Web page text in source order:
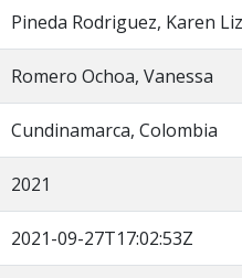
Pineda Rodriguez, Karen
Romero Ochoa, Vanessa
Cundinamarca, Colombia
2021
2021-09-27T17:02:53Z